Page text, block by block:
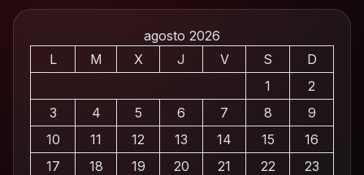
agosto 2026
L
M X J V S
D
1
2
3
4 5 6 7 8
9
10
11 12 13 14 15
16
17
18 19 20 21 22
23